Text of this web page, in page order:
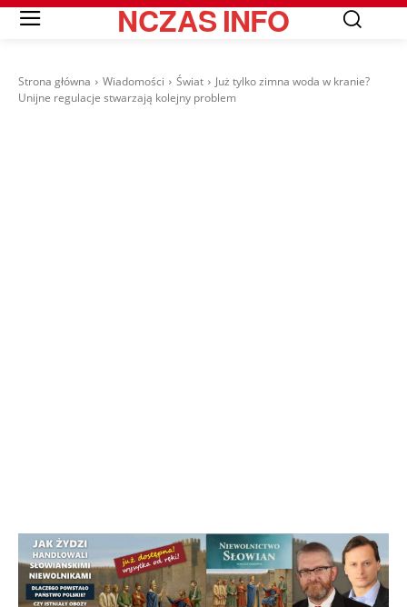
NCZASINFO
Strona główna Wiadomości Świat
Już tylko zimna woda w kranie?
Unijne regulacje stwarzają kolejny problem